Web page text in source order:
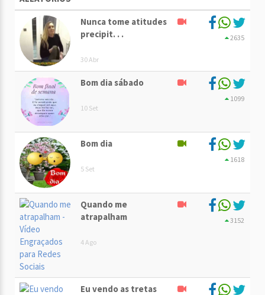
Nunca tome atitudes
precipit. . .
30 Abr
2635
Bom dia sábado
10 Set
1099
Bom dia
5 Set
1618
Quando me
atrapalham
4 Ago
3152
Eu vendo as tretas